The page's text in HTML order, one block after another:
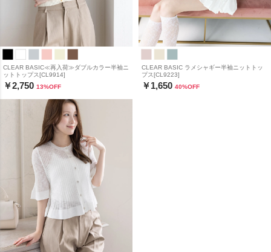
CLEAR BASIC≪再入荷≫ダブルカラー半袖ニ
ットトップス[CL9914]
￥2,750 13%OFF
CLEAR BASIC ラメシャギー半袖ニットトッ
プス[CL9223]
￥1,650 40%OFF